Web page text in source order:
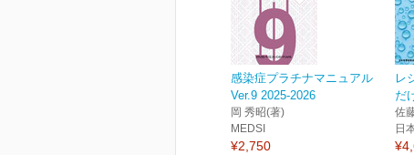
感染症プラチナマニュアル
Ver.9 2025-2026
岡 秀昭(著)
MEDSI
¥2,750
レ
だ
佐
日